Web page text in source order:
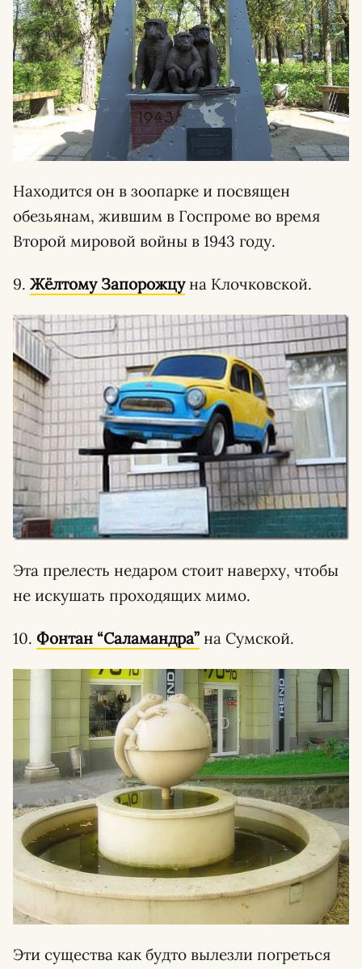
Находится он в зоопарке и посвящен
обезьянам, жившим в Госпроме во время
Второй мировой войны в 1943 году.
9. Жёлтому Запорожцуна Клочковской.
Эта прелесть недаром стоит наверху, чтобы
не искушать проходящих мимо.
10. Фонтан “Саламандра” на Сумской.
Эти существа как будто вылезли погреться